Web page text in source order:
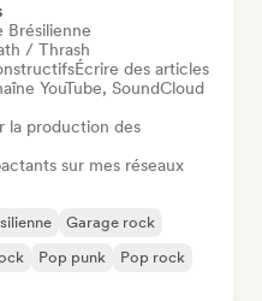
Brésilienne
/ Thrash
Écrire des articles
YouTube, SoundCloud
la production des
sur mes réseaux
Garage rock
Pop punk Pop rock